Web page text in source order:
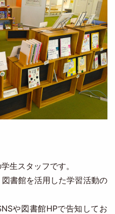
生スタッフです。
書館を活用した学習活動の
や図書館HPで告知してお